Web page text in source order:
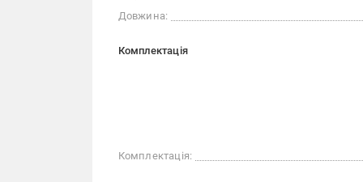
Довжина:
Комплектація
Комплектація: